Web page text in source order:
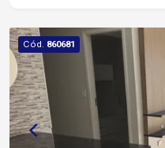
Piscina Salão de
Espaço Pet Academia/
condomínio
comodidade para
localização
fácil acesso às
Cód. 860681